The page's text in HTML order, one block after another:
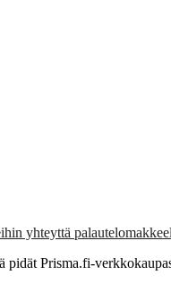
yhteyttä
Prisma.fi-